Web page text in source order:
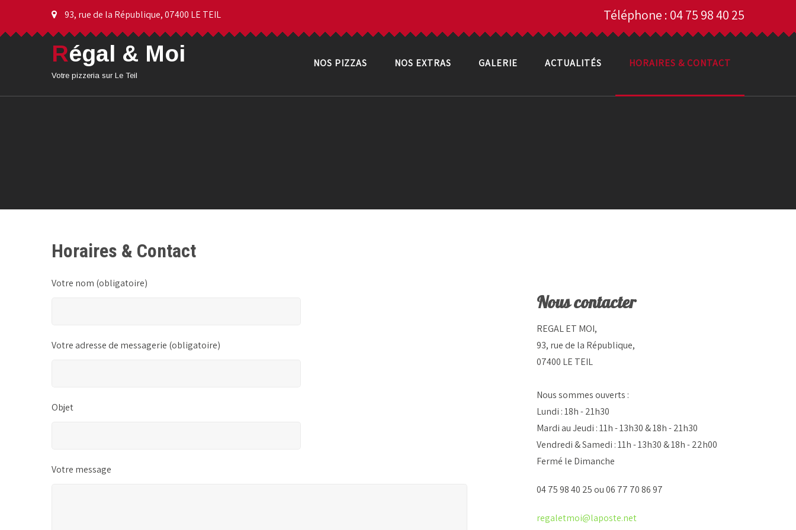
93, rue de la République, 07400 LE TEIL Téléphone : 04 75 98 40 25
Régal & Moi
Votre pizzeria sur Le Teil
NOS PIZZAS NOS EXTRAS GALERIE ACTUALITÉS HORAIRES & CONTACT
Horaires & Contact
Votre nom (obligatoire)
Votre adresse de messagerie (obligatoire)
Objet
Votre message
Nous contacter
REGAL ET MOI,
93, rue de la République,
07400 LE TEIL
Nous sommes ouverts :
Lundi : 18h - 21h30
Mardi au Jeudi : 11h - 13h30 & 18h - 21h30
Vendredi & Samedi : 11h - 13h30 & 18h - 22h00
Fermé le Dimanche
04 75 98 40 25 ou 06 77 70 86 97
regaletmoi@laposte.net